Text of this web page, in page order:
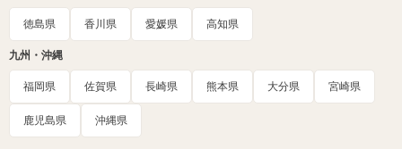
徳島県 香川県 愛媛県 高知県
九州・沖縄
福岡県 佐賀県 長崎県 熊本県 大分県 宮崎県
鹿児島県 沖縄県